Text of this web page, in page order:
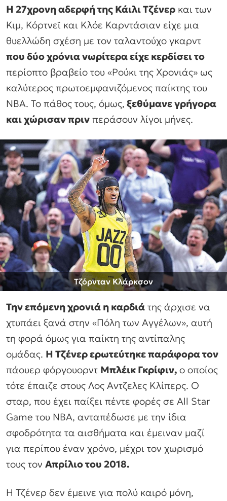
Η 27χρονη αδερφή της Κάιλι Τζένερ και των
Κιμ, Κόρτνεϊ και Κλόε Καρντάσιαν είχε μια
θυελλώδη σχέση με τον ταλαντούχο γκαρντ
που δύο χρόνια νωρίτερα είχε κερδίσει το
περίοπτο βραβείο του «Ρούκι της Χρονιάς» ως
καλύτερος πρωτοεμφανιζόμενος παίκτης του
ΝΒΑ. Το πάθος τους, όμως, ξεθύμανε γρήγορα
και χώρισαν πριν περάσουν λίγοι μήνες.
Τζόρνταν Κλάρκσον
Την επόμενη χρονιά η καρδιά της άρχισε να
χτυπάει ξανά στην «Πόλη των Αγγέλων», αυτή
τη φορά όμως για παίκτη της αντίπαλης
ομάδας. Η Τζένερ ερωτεύτηκε παράφορα τον
πάουερ φόργουορντ Μπλέικ Γκρίφιν, ο οποίος
τότε έπαιζε στους Λος Αντζελες Κλίπερς. Ο
σταρ, που έχει παίξει πέντε φορές σε All Star
Game του ΝΒΑ, ανταπέδωσε με την ίδια
σφοδρότητα τα αισθήματα και έμειναν μαζί
για περίπου έναν χρόνο, μέχρι τον χωρισμό
τους τον Απρίλιο του 2018.
Η Τζένερ δεν έμεινε για πολύ καιρό μόνη,